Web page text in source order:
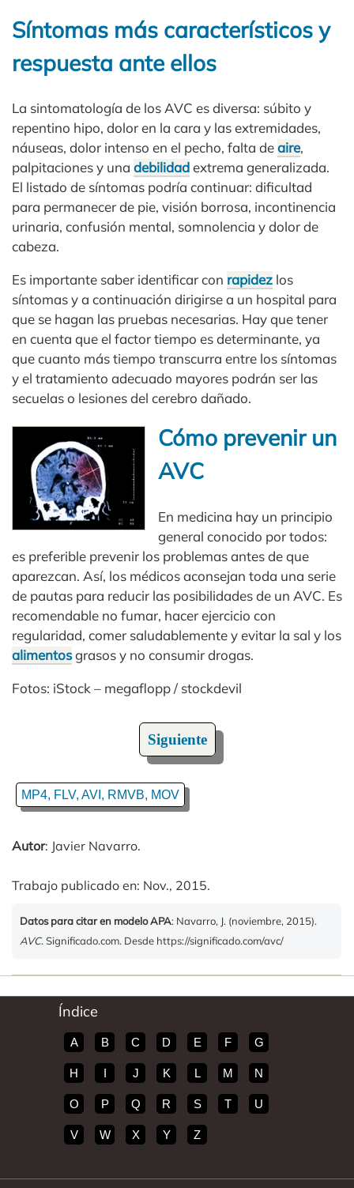
Síntomas más característicos y
respuesta ante ellos
La sintomatología de los AVC es diversa: súbito y
repentino hipo, dolor en la cara y las extremidades,
náuseas, dolor intenso en el pecho, falta deaire,
palpitaciones y una debilidadextrema generalizada.
El listado de síntomas podría continuar: dificultad
para permanecer de pie, visión borrosa, incontinencia
urinaria, confusión mental, somnolencia y dolor de
cabeza.
Es importante saber identificar con rapidez los
síntomas y a continuación dirigirse a un hospital para
que se hagan las pruebas necesarias. Hay que tener
en cuenta que el factor tiempo es determinante, ya
que cuanto más tiempo transcurra entre los síntomas
y el tratamiento adecuado mayores podrán ser las
secuelas o lesiones del cerebro dañado.
Cómo prevenir un
AVC
En medicina hay un principio
general conocido por todos:
es preferible prevenir los problemas antes de que
aparezcan. Así, los médicos aconsejan toda una serie
de pautas para reducir las posibilidades de un AVC. Es
recomendable no fumar, hacer ejercicio con
regularidad, comer saludablemente y evitar la sal y los
alimentosgrasos y no consumir drogas.
Fotos: iStock – megaflopp / stockdevil
Siguiente
MP4, FLV, AVI, RMVB, MOV
Autor: Javier Navarro.
Trabajo publicado en: Nov., 2015.
Datos para citar en modelo APA: Navarro, J. (noviembre, 2015).
AVC. Significado.com. Desde https://significado.com/avc/
Índice
A B C D E F G
H I J K L M N
O P Q R S T U
V W X Y Z